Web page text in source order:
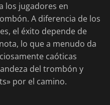
los jugadores en
A diferencia de los
el éxito depende de
lo que a menudo da
caóticas
del trombón y
por el camino.